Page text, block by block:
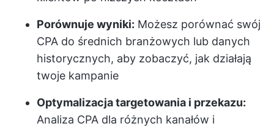
Porównuje wyniki: Możesz porównać swój
CPA do średnich branżowych lub danych
historycznych, aby zobaczyć, jak działają
twoje kampanie
Optymalizacja targetowania i przekazu:
Analiza CPA dla różnych kanałów i